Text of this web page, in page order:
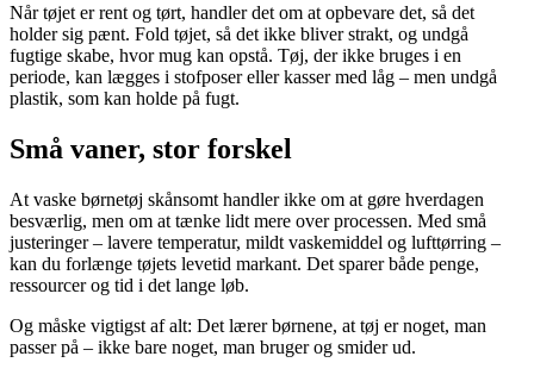
Når tøjet er rent og tørt, handler det om at opbevare det, så det
holder sig pænt. Fold tøjet, så det ikke bliver strakt, og undgå
fugtige skabe, hvor mug kan opstå. Tøj, der ikke bruges i en
periode, kan lægges i stofposer eller kasser med låg – men undgå
plastik, som kan holde på fugt.
Små vaner, stor forskel
At vaske børnetøj skånsomt handler ikke om at gøre hverdagen
besværlig, men om at tænke lidt mere over processen. Med små
justeringer – lavere temperatur, mildt vaskemiddel og lufttørring –
kan du forlænge tøjets levetid markant. Det sparer både penge,
ressourcer og tid i det lange løb.
Og måske vigtigst af alt: Det lærer børnene, at tøj er noget, man
passer på – ikke bare noget, man bruger og smider ud.